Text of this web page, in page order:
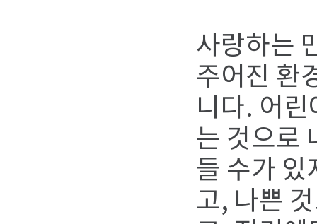
사랑하는
주어진 환
니다. 어
는 것으로
들 수가 있
고, 나쁜